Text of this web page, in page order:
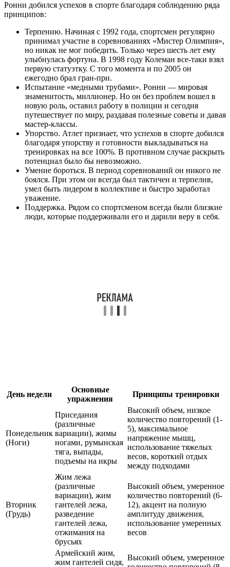
Ронни добился успехов в спорте благодаря соблюдению ряда
принципов:
Терпению. Начиная с 1992 года, спортсмен регулярно
принимал участие в соревнованиях «Мистер Олимпия»,
но никак не мог победить. Только через шесть лет ему
улыбнулась фортуна. В 1998 году Колеман все-таки взял
первую статуэтку. С того момента и по 2005 он
ежегодно брал гран-при.
Испытание «медными трубами». Ронни — мировая
знаменитость, миллионер. Но он без проблем вошел в
новую роль, оставил работу в полиции и сегодня
путешествует по миру, раздавая полезные советы и давая
мастер-классы.
Упорство. Атлет признает, что успехов в спорте добился
благодаря упорству и готовности выкладываться на
тренировках на все 100%. В противном случае раскрыть
потенциал было бы невозможно.
Умение бороться. В период соревнований он никого не
боялся. При этом он всегда был тактичен и терпелив,
умел быть лидером в коллективе и быстро заработал
уважение.
Поддержка. Рядом со спортсменом всегда были близкие
люди, которые поддерживали его и дарили веру в себя.
День недели
Основные
упражнения
Принципы тренировки
Понедельник
(Ноги)
Приседания
(различные
вариации), жимы
ногами, румынская
тяга, выпады,
подъемы на икры
Высокий объем, низкое
количество повторений (1-
5), максимальное
напряжение мышц,
использование тяжелых
весов, короткий отдых
между подходами
Вторник
(Грудь)
Жим лежа
(различные
вариации), жим
гантелей лежа,
разведение
гантелей лежа,
отжимания на
брусьях
Высокий объем, умеренное
количество повторений (6-
12), акцент на полную
амплитуду движения,
использование умеренных
весов
Армейский жим,
жим гантелей сидя,
Высокий объем, умеренное